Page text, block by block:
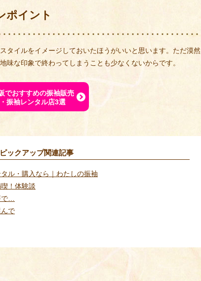
ポイント
タイルをイメージしておいたほうがいいと思います。ただ漠然
味な印象で終わってしまうことも少なくないからです。
でおすすめの振袖販売
・振袖レンタル店3選
ピックアップ関連記事
ル・購入なら｜わたしの振袖
！体験談
…
で